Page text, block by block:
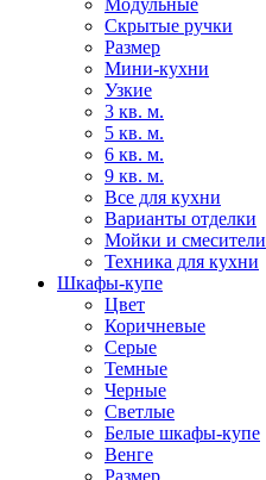
Модульные
Скрытые ручки
Размер
Мини-кухни
Узкие
3 кв. м.
5 кв. м.
6 кв. м.
9 кв. м.
Все для кухни
Варианты отделки
Мойки и смесители
Техника для кухни
Шкафы-купе
Цвет
Коричневые
Серые
Темные
Черные
Светлые
Белые шкафы-купе
Венге
Размер